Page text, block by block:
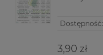
Dostępność:
3,90 zł